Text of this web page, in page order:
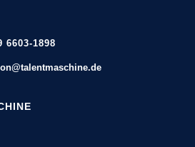
6603-1898